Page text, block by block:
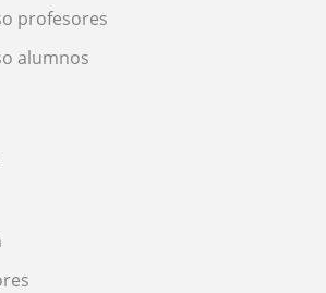
profesores
alumnos